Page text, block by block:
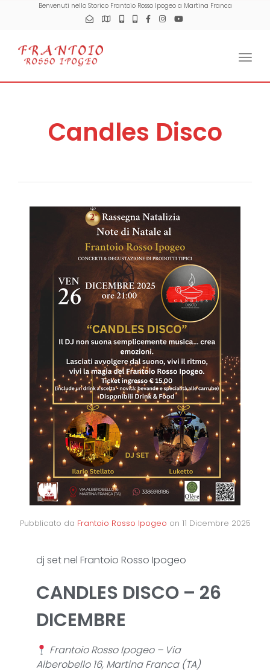
Benvenuti nello Storico Frantoio Rosso Ipogeo a Martina Franca
Candles Disco
Pubblicato da Frantoio Rosso Ipogeo on 11 Dicembre 2025
dj set nel Frantoio Rosso Ipogeo
CANDLES DISCO – 26
DICEMBRE
Frantoio Rosso Ipogeo – Via
Alberobello 16, Martina Franca (TA)